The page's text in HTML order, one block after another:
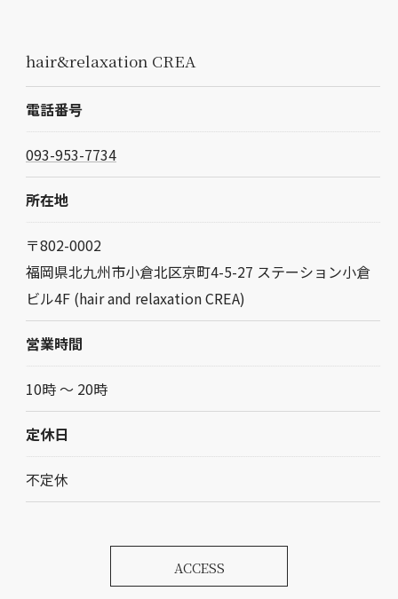
hair&relaxation CREA
電話番号
093-953-7734
所在地
〒802-0002
福岡県北九州市小倉北区京町4-5-27 ステーション小倉
ビル4F (hair and relaxation CREA)
営業時間
10時 〜 20時
定休日
不定休
ACCESS